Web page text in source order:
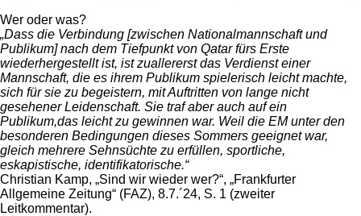
Wer oder was?
„Dass die Verbindung [zwischen Nationalmannschaft und
Publikum] nach dem Tiefpunkt von Qatar fürs Erste
wiederhergestellt ist, ist zuallererst das Verdienst einer
Mannschaft, die es ihrem Publikum spielerisch leicht machte,
sich für sie zu begeistern, mit Auftritten von lange nicht
gesehener Leidenschaft. Sie traf aber auch auf ein
Publikum,das leicht zu gewinnen war. Weil die EM unter den
besonderen Bedingungen dieses Sommers geeignet war,
gleich mehrere Sehnsüchte zu erfüllen, sportliche,
eskapistische, identifikatorische.“
Christian Kamp, „Sind wir wieder wer?“, „Frankfurter
Allgemeine Zeitung“ (FAZ), 8.7.´24, S. 1 (zweiter
Leitkommentar).